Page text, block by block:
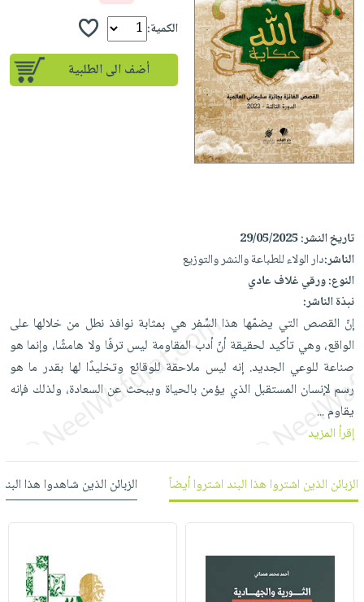
إختياراتنا
كتب
أكاديمية
صندوق
القراءة
English
books
iKitab
بلا
حدود
أسئلة
يتكرر
طرحها
تحميل
Android
تحميل
iKitab
على
Apple
أسئلة
يتكرر
طرحها
تحميل
masmu3
على
Android
Apple
المواضيع
الأكثر
مبيعاً
إختياراتنا
وسائل
تعليمية
صندوق
تعليمية
الصحة
والعناية
الشخصية
جديد
الكل
الشخصية
العناية
وتصفيف
الشعر
العناية
بالجسم
العناية
بالأسنان
الحمية
والتغذية
الكل
أواني
الطهي
أدوات
الخبز
أدوات
المائدة
الأوعية
والتخزين
أدوات
المطبخ
متجر
الهدايا
أقسام
الأكثر
مبيعاً
العودة
للمدارس
اكسسوارات
كتب
ملابس
شحن
مجاني
بنود
اشتراكات
كل
القراءة
iKitab
بحث
متقدم
الكمية:
أضف الى الطلبية
تاريخ النشر:29/05/2025
الناشر:دار الولاء للطباعة والنشر والتوزيع
النوع:ورقي غلاف عادي
نبذة الناشر:
إنّ القصص التي يضمّها ‏هذا السِّفر هي بمثابة نوافذ ‏نطل من خلالها على
‏الواقع، وهي تأكيد لحقيقة ‏أنّ أدب المقاومة ليس ‏ترفًا ولا هامشًا، وإنما هو
‏صناعة للوعي الجديد. إنه ‏ليس ملاحقة للوقائع ‏وتخليدًا لها بقدر ما هو
‏رسم لإنسان المستقبل الذي ‏يؤمن بالحياة ويبحث عن ‏السعادة، ولذلك فإنه
يقاوم...
إقرأ المزيد
الزبائن الذين اشتروا هذا البند اشتروا أيضاً الزبائن الذين شاهدوا هذا